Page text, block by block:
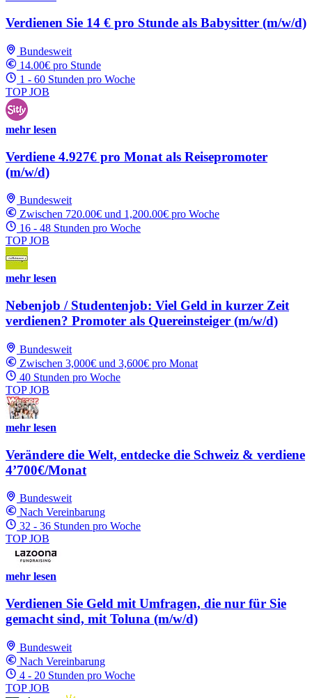
Verdienen Sie 14 € pro Stunde als Babysitter (m/w/d)
Bundesweit
14.00€ pro Stunde
1 - 60 Stunden pro Woche
TOP JOB
mehr lesen
Verdiene 4.927€ pro Monat als Reisepromoter
(m/w/d)
Bundesweit
Zwischen 720.00€ und 1,200.00€ pro Woche
16 - 48 Stunden pro Woche
TOP JOB
mehr lesen
Nebenjob / Studentenjob: Viel Geld in kurzer Zeit
verdienen? Promoter als Quereinsteiger (m/w/d)
Bundesweit
Zwischen 3,000€ und 3,600€ pro Monat
40 Stunden pro Woche
TOP JOB
mehr lesen
Verändere die Welt, entdecke die Schweiz & verdiene
4’700€/Monat
Bundesweit
Nach Vereinbarung
32 - 36 Stunden pro Woche
TOP JOB
mehr lesen
Verdienen Sie Geld mit Umfragen, die nur für Sie
gemacht sind, mit Toluna (m/w/d)
Bundesweit
Nach Vereinbarung
4 - 20 Stunden pro Woche
TOP JOB